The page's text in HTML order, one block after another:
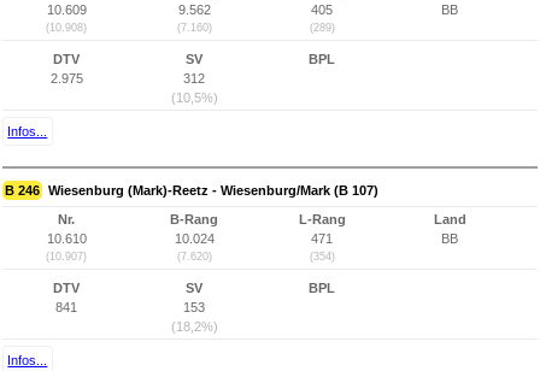
10.609
(10.908)
9.562
(7.160)
405
(289)
BB
DTV
2.975
SV
312
(10,5%)
BPL
Infos...
B 246 Wiesenburg (Mark)-Reetz - Wiesenburg/Mark (B 107)
Nr.
10.610
(10.907)
B-Rang
10.024
(7.620)
L-Rang
471
(354)
Land
BB
DTV
841
SV
153
(18,2%)
BPL
Infos...